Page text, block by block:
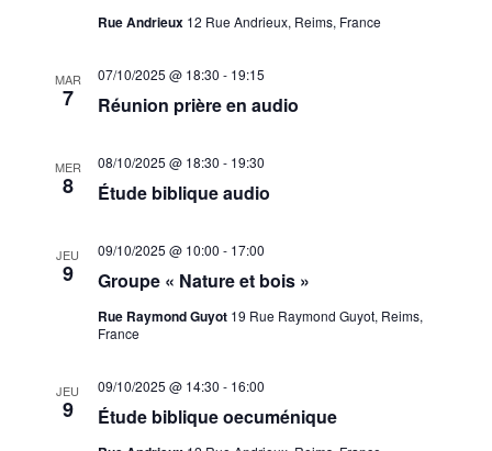
Rue Andrieux 12 Rue Andrieux, Reims, France
MAR
7 Réunion prière en audio
07/10/2025 @ 18:30 - 19:15
MER
8 Étude biblique audio
08/10/2025 @ 18:30 - 19:30
JEU
9 Groupe « Nature et bois »
09/10/2025 @ 10:00 - 17:00
Rue Raymond Guyot 19 Rue Raymond Guyot, Reims,
France
JEU
9 Étude biblique oecuménique
09/10/2025 @ 14:30 - 16:00